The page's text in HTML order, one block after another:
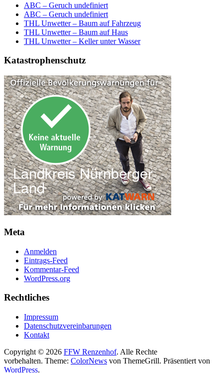
ABC – Geruch undefiniert
ABC – Geruch undefiniert
THL Unwetter – Baum auf Fahrzeug
THL Unwetter – Baum auf Haus
THL Unwetter – Keller unter Wasser
Katastrophenschutz
Meta
Anmelden
Eintrags-Feed
Kommentar-Feed
WordPress.org
Rechtliches
Impressum
Datenschutzvereinbarungen
Kontakt
Copyright © 2026 FFW Renzenhof. Alle Rechte
vorbehalten. Theme: ColorNews von ThemeGrill. Präsentiert von
WordPress.